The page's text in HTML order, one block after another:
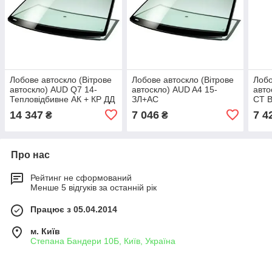
Лобове автоскло (Вітрове
автоскло) AUD Q7 14-
Тепловідбивне АК + КР ДД
14 347 ₴
Лобове автоскло (Вітрове
автоскло) AUD A4 15-
ЗЛ+AC
7 046₴
СТ
7
Про нас
Рейтинг не сформований
Менше 5 відгуків за останній рік
Працює з 05.04.2014
м. Київ
Степана Бандери 10Б, Київ, Україна